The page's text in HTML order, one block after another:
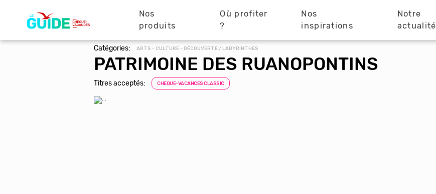
principale
Nos
produits
Où profiter
?
Nos
inspirations
Notre
actualité
Catégories: ARTS - CULTURE - DÉCOUVERTE / LABYRINTHES
PATRIMOINE DES RUANOPONTINS
Titres acceptés: CHEQUE-VACANCES CLASSIC